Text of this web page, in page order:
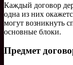
Каждый договор
одна из них
могут возникнуть
основные блоки.
Предмет